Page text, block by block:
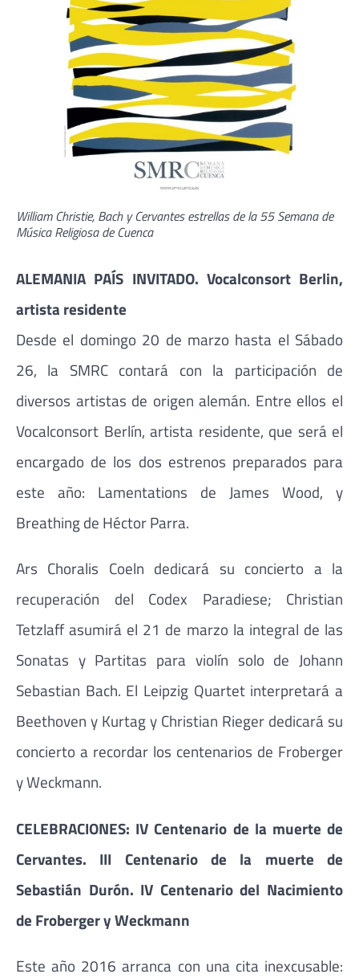
William Christie, Bach y Cervantes estrellas de la 55 Semana de
Música Religiosa de Cuenca
ALEMANIA PAÍS INVITADO. Vocalconsort Berlin,
artista residente
Desde el domingo 20 de marzo hasta el Sábado
26, la SMRC contará con la participación de
diversos artistas de origen alemán. Entre ellos el
Vocalconsort Berlín, artista residente, que será el
encargado de los dos estrenos preparados para
este año: Lamentations de James Wood, y
Breathing de Héctor Parra.
Ars Choralis Coeln dedicará su concierto a la
recuperación del Codex Paradiese; Christian
Tetzlaff asumirá el 21 de marzo la integral de las
Sonatas y Partitas para violín solo de Johann
Sebastian Bach. El Leipzig Quartet interpretará a
Beethoven y Kurtag y Christian Rieger dedicará su
concierto a recordar los centenarios de Froberger
y Weckmann.
CELEBRACIONES: IV Centenario de la muerte de
Cervantes. III Centenario de la muerte de
Sebastián Durón. IV Centenario del Nacimiento
de Froberger y Weckmann
Este año 2016 arranca con una cita inexcusable: